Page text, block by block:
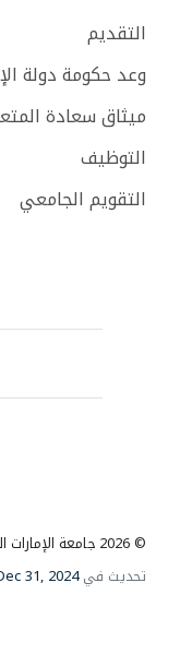
التقديم
وعد حكومة دولة
ميثاق سعادة
التوظيف
التقويم الجامعي
© 2026 جامعة الإمارات العربية المتحدة. جميع الحقوق محفوظة.
تحديث في31, 2024